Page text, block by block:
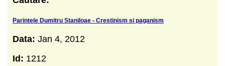
Parintele Dumitru Staniloae - Crestinism si paganism
Data: Jan 4, 2012
Id: 1212